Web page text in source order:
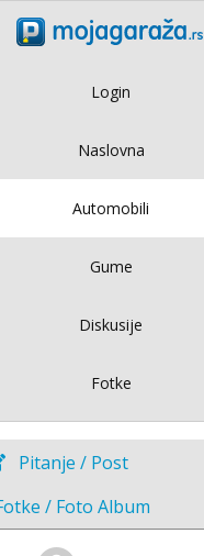
Login
Naslovna
Automobili
Gume
Diskusije
Fotke
Pitanje / Post
/ Foto Album